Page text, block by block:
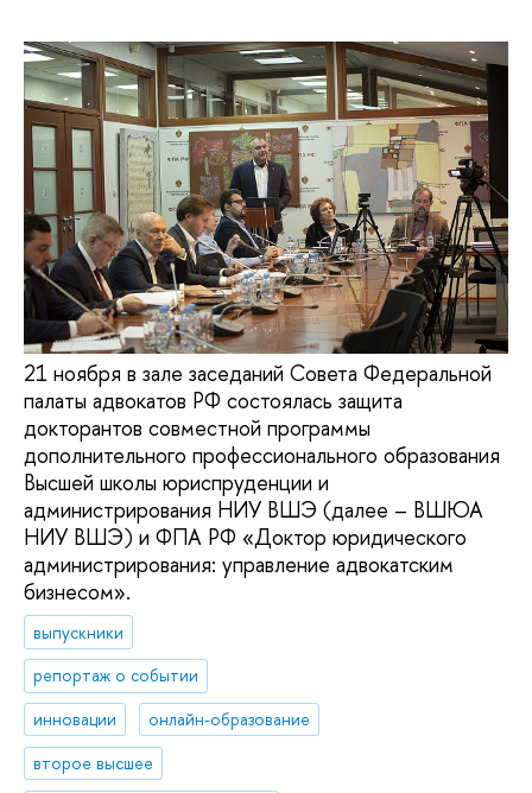
21 ноября в зале заседаний Совета Федеральной
палаты адвокатов РФ состоялась защита
докторантов совместной программы
дополнительного профессионального образования
Высшей школы юриспруденции и
администрирования НИУ ВШЭ (далее – ВШЮА
НИУ ВШЭ) и ФПА РФ «Доктор юридического
администрирования: управление адвокатским
бизнесом».
выпускники
репортаж о событии
инновации
онлайн-образование
второе высшее